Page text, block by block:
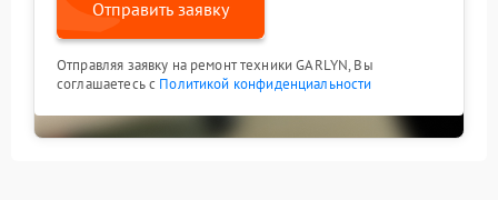
Отправить заявку
Отправляя заявку на ремонт техники GARLYN, Вы
соглашаетесь с Политикой конфиденциальности